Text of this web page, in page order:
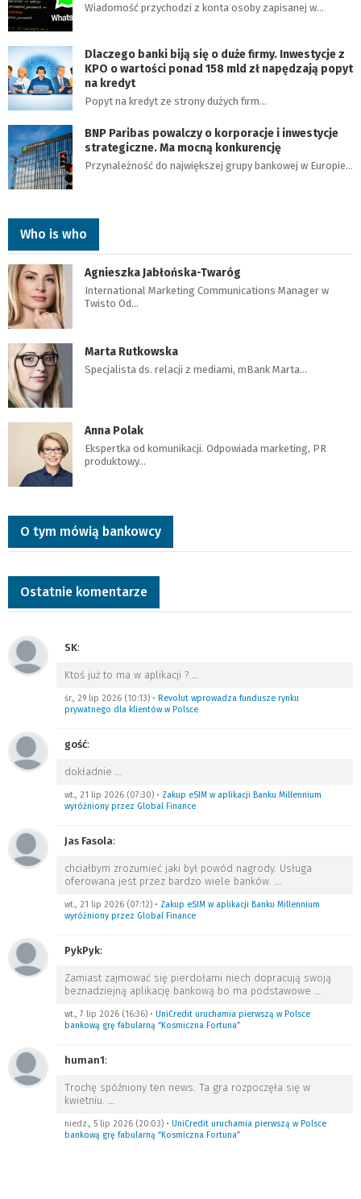
Wiadomość przychodzi z konta osoby zapisanej w…
Dlaczego banki biją się o duże firmy. Inwestycje z
KPO o wartości ponad 158 mld zł napędzają popyt
na kredyt
Popyt na kredyt ze strony dużych firm…
BNP Paribas powalczy o korporacje i inwestycje
strategiczne. Ma mocną konkurencję
Przynależność do największej grupy bankowej w Europie…
Who is who
Agnieszka Jabłońska-Twaróg
International Marketing Communications Manager w
Twisto Od…
Marta Rutkowska
Specjalista ds. relacji z mediami, mBank Marta…
Anna Polak
Ekspertka od komunikacji. Odpowiada marketing, PR
produktowy…
O tym mówią bankowcy
Ostatnie komentarze
SK:
Ktoś już to ma w aplikacji ?
śr., 29 lip 2026 (10:13) • Revolut wprowadza fundusze rynku
prywatnego dla klientów w Polsce
gość:
dokładnie
wt., 21 lip 2026 (07:30) • Zakup eSIM w aplikacji Banku Millennium
wyróżniony przez Global Finance
Jas Fasola:
chciałbym zrozumieć jaki był powód nagrody. Usługa
oferowana jest przez bardzo wiele banków.
wt., 21 lip 2026 (07:12) • Zakup eSIM w aplikacji Banku Millennium
wyróżniony przez Global Finance
PykPyk:
Zamiast zajmować się pierdołami niech dopracują swoją
beznadziejną aplikację bankową bo ma podstawowe
wt., 7 lip 2026 (16:36) • UniCredit uruchamia pierwszą w Polsce
bankową grę fabularną “Kosmiczna Fortuna”
human1:
Trochę spóźniony ten news. Ta gra rozpoczęła się w
kwietniu.
niedz., 5 lip 2026 (20:03) • UniCredit uruchamia pierwszą w Polsce
bankową grę fabularną “Kosmiczna Fortuna”